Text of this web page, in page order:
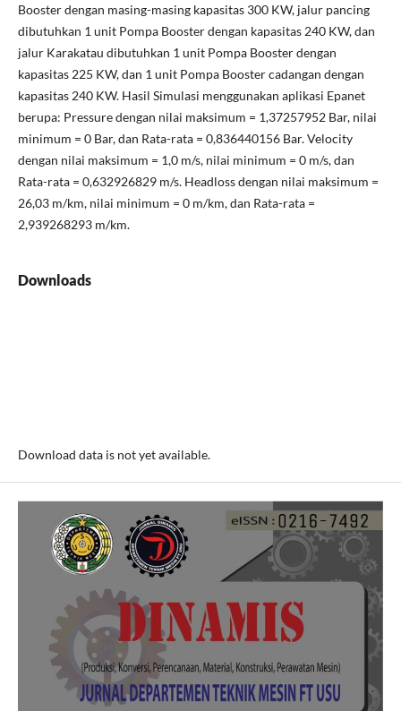
Booster dengan masing-masing kapasitas 300 KW, jalur pancing
dibutuhkan 1 unit Pompa Booster dengan kapasitas 240 KW, dan
jalur Karakatau dibutuhkan 1 unit Pompa Booster dengan
kapasitas 225 KW, dan 1 unit Pompa Booster cadangan dengan
kapasitas 240 KW. Hasil Simulasi menggunakan aplikasi Epanet
berupa: Pressure dengan nilai maksimum = 1,37257952 Bar, nilai
minimum = 0 Bar, dan Rata-rata = 0,836440156 Bar. Velocity
dengan nilai maksimum = 1,0 m/s, nilai minimum = 0 m/s, dan
Rata-rata = 0,632926829 m/s. Headloss dengan nilai maksimum =
26,03 m/km, nilai minimum = 0 m/km, dan Rata-rata =
2,939268293 m/km.
Downloads
Download data is not yet available.